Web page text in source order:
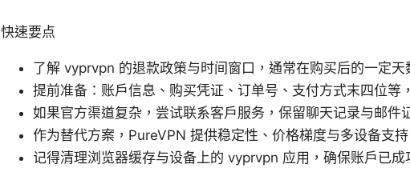
快速要点
了解 vyprvpn 的退款政策与时间窗口，通常在购买后的一定天
提前准备：账户信息、购买凭证、订单号、支付方式末四位等
如果官方渠道复杂，尝试联系客户服务，保留聊天记录与邮件
作为替代方案，PureVPN 提供稳定性、价格梯度与多设备支
记得清理浏览器缓存与设备上的 vyprvpn 应用，确保账户已成